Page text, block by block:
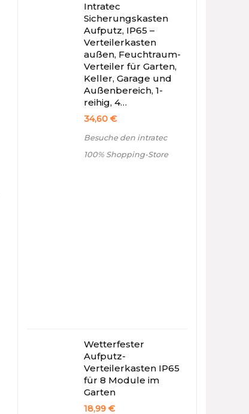
Intratec
Sicherungskasten
Aufputz, IP65 –
Verteilerkasten
außen, Feuchtraum-
Verteiler für Garten,
Keller, Garage und
Außenbereich, 1-
reihig, 4…
34,60 €
Besuche den intratec
100% Shopping-Store
Wetterfester
Aufputz-
Verteilerkasten IP65
für 8 Module im
Garten
18,99 €